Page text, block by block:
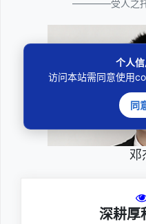
————受人之
邓
深耕厚
个人
访问本站需同意使用
同